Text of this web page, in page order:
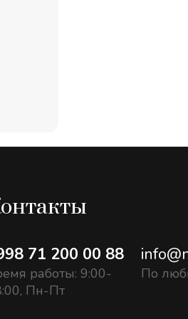
71 200 00 88
работы: 9:00-
Пн-Пт
По